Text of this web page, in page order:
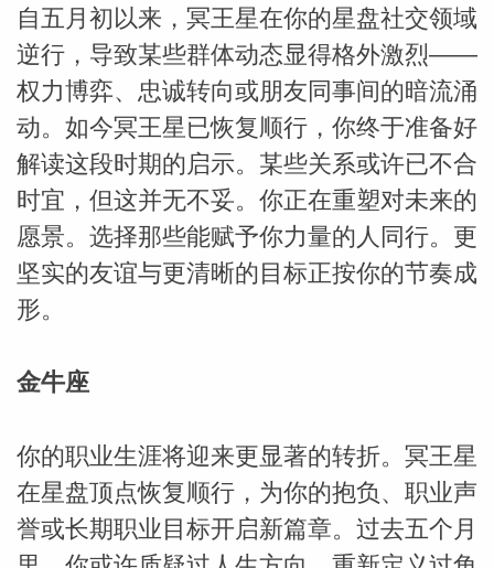
婆星座
自五月初以来，冥王星在你的星盘社交领域
逆行，导致某些群体动态显得格外激烈——
权力博弈、忠诚转向或朋友同事间的暗流涌
动。如今冥王星已恢复顺行，你终于准备好
解读这段时期的启示。某些关系或许已不合
时宜，但这并无不妥。你正在重塑对未来的
愿景。选择那些能赋予你力量的人同行。更
坚实的友谊与更清晰的目标正按你的节奏成
形。
金牛座
你的职业生涯将迎来更显著的转折。冥王星
在星盘顶点恢复顺行，为你的抱负、职业声
誉或长期职业目标开启新篇章。过去五个月